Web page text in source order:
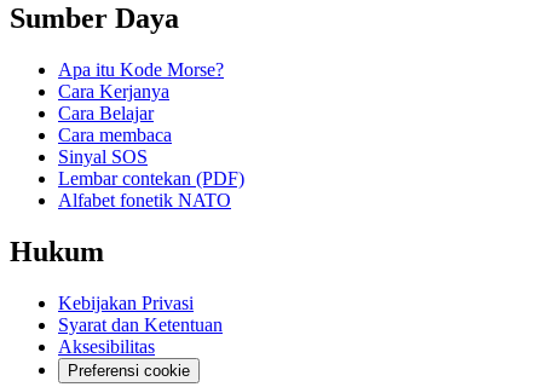
Sumber Daya
Apa itu Kode Morse?
Cara Kerjanya
Cara Belajar
Cara membaca
Sinyal SOS
Lembar contekan (PDF)
Alfabet fonetik NATO
Hukum
Kebijakan Privasi
Syarat dan Ketentuan
Aksesibilitas
Preferensi cookie